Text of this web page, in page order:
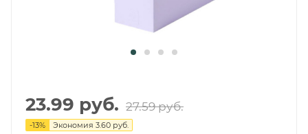
23.99 руб. 27.59руб.
-13% Экономия 3.60 руб.